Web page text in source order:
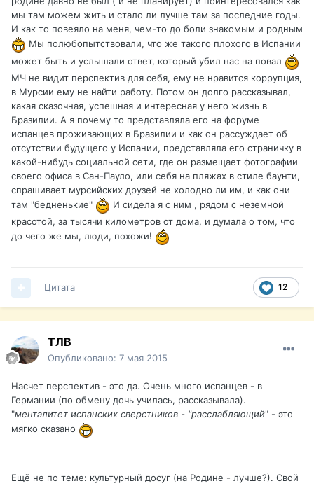
мы там можем жить и стало ли лучше там за последние годы.
И как то повеяло на меня, чем-то до боли знакомым и родным
Мы полюбопытствовали, что же такого плохого в Испании
может быть и услышали ответ, который убил нас на повал
МЧ не видит перспектив для себя, ему не нравится коррупция,
в Мурсии ему не найти работу. Потом он долго рассказывал,
какая сказочная, успешная и интересная у него жизнь в
Бразилии. А я почему то представляла его на форуме
испанцев проживающих в Бразилии и как он рассуждает об
отсутствии будущего у Испании, представляла его страничку в
какой-нибудь социальной сети, где он размещает фотографии
своего офиса в Сан-Пауло, или себя на пляжах в стиле баунти,
спрашивает мурсийских друзей не холодно ли им, и как они
там "бедненькие"
И сидела я с ним , рядом с неземной
красотой, за тысячи километров от дома, и думала о том, что
до чего же мы, люди, похожи!
12
Цитата
ТЛВ
Опубликовано: 7 мая 2015
Насчет перспектив - это да. Очень много испанцев - в
Германии (по обмену дочь училась, рассказывала).
"менталитет испанских сверстников - "расслабляющий" - это
мягко сказано
Ещё не по теме: культурный досуг (на Родине - лучше?). Свой